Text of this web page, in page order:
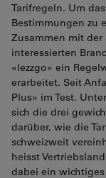
Tarifregeln. Um
Bestimmungen zu
Zusammen mit der
interessierten
«lezzgo» ein
erarbeitet. Seit
Plus» im Test.
sich die drei
darüber, wie die
schweizweit
heisst
dabei ein